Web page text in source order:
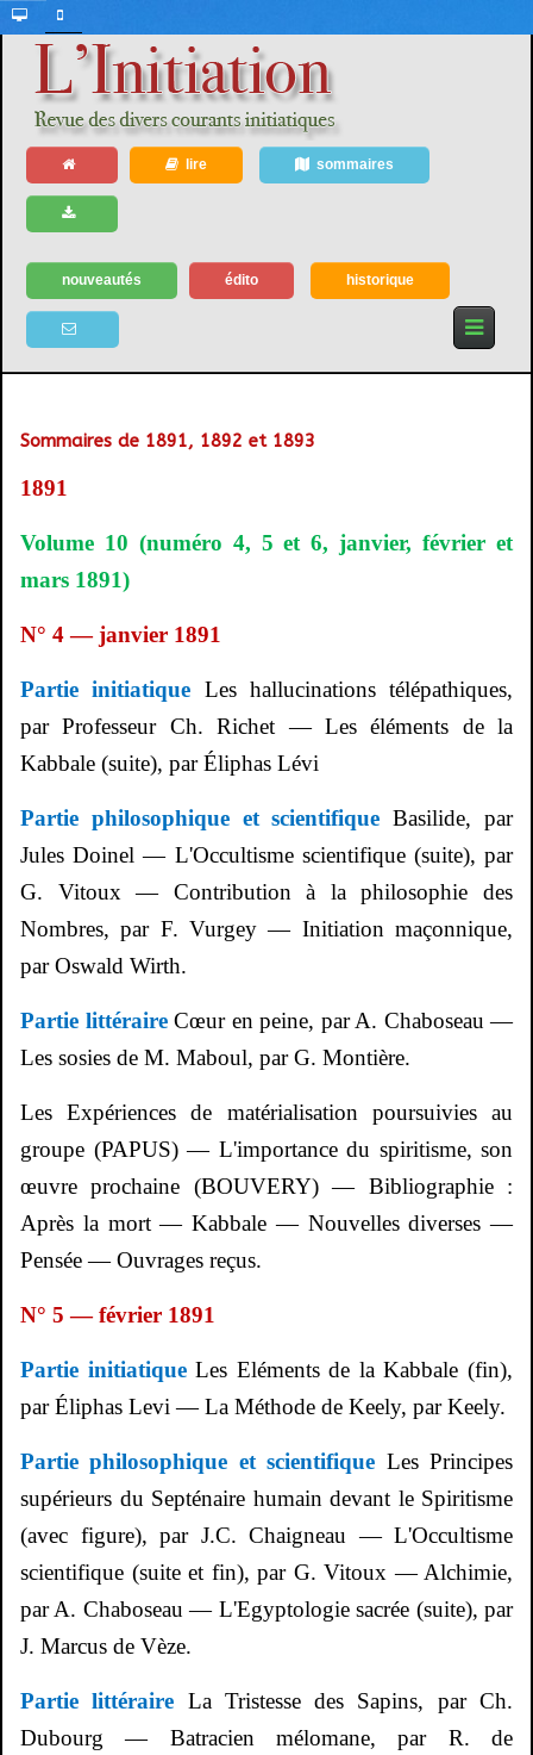
lire sommaires
nouveautés édito historique
Sommaires de 1891, 1892 et 1893
1891
Volume 10 (numéro 4, 5 et 6, janvier, février et
mars 1891)
N° 4 — janvier 1891
Partie initiatique Les hallucinations télépathiques,
par Professeur Ch. Richet — Les éléments de la
Kabbale (suite), parÉliphas Lévi
Partie philosophique et scientifiqueBasilide, par
Jules Doinel — L'Occultisme scientifique (suite), par
G. Vitoux— Contribution à la philosophie des
Nombres, par F. Vurgey — Initiation maçonnique,
par Oswald Wirth.
Partie littéraireCœur en peine, par A. Chaboseau —
Les sosies de M. Maboul, par G. Montière.
Les Expériences de matérialisation poursuivies au
groupe (PAPUS) — L'importance du spiritisme, son
œuvre prochaine (BOUVERY) — Bibliographie :
Après la mort — Kabbale — Nouvelles diverses —
Pensée — Ouvrages reçus.
N° 5 — février 1891
Partie initiatiqueLes Eléments de la Kabbale (fin),
parÉliphas Levi — La Méthode de Keely, parKeely.
Partie philosophique et scientifique Les Principes
supérieurs du Septénaire humain devant le Spiritisme
(avec figure), par J.C. Chaigneau — L'Occultisme
scientifique (suite et fin), par G. Vitoux — Alchimie,
par A. Chaboseau — L'Egyptologie sacrée (suite), par
J. Marcus de Vèze.
Partie littéraire La Tristesse des Sapins, par Ch.
Dubourg — Batracien mélomane, par R. de